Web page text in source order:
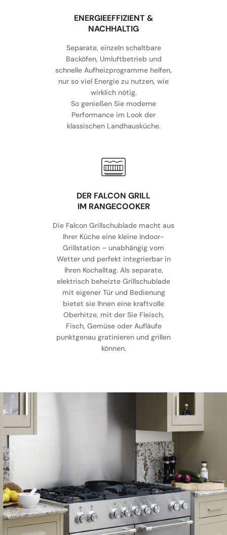
⁠ENERGIEEFFIZIENT &
NACHHALTIG
Separate, einzeln schaltbare
Backöfen, Umluftbetrieb und
schnelle Aufheizprogramme helfen,
nur so viel Energie zu nutzen, wie
wirklich nötig.
So genießen Sie moderne
Performance im Look der
klassischen Landhausküche.
DER FALCON GRILL
IM RANGECOOKER
Die Falcon Grillschublade macht aus
Ihrer Küche eine kleine Indoor-
Grillstation – unabhängig vom
Wetter und perfekt integrierbar in
Ihren Kochalltag. Als separate,
elektrisch beheizte Grillschublade
mit eigener Tür und Bedienung
bietet sie Ihnen eine kraftvolle
Oberhitze, mit der Sie Fleisch,
Fisch, Gemüse oder Aufläufe
punktgenau gratinieren und grillen
können.